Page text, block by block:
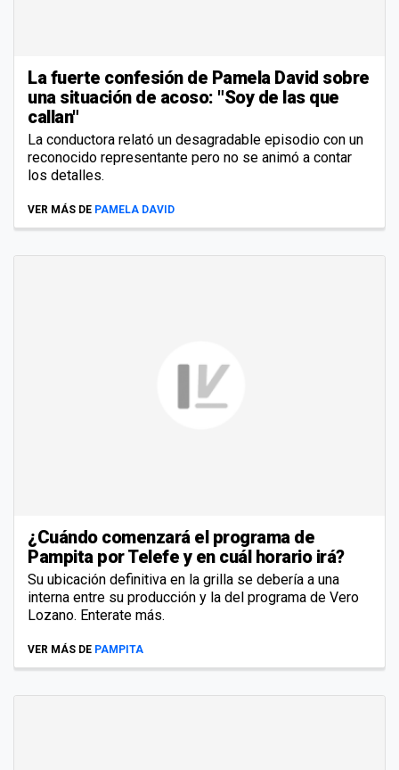
La fuerte confesión de Pamela David sobre
una situación de acoso: "Soy de las que
callan"
La conductora relató un desagradable episodio con un
reconocido representante pero no se animó a contar
los detalles.
VER MÁS DE PAMELA DAVID
¿Cuándo comenzará el programa de
Pampita por Telefe y en cuál horario irá?
Su ubicación definitiva en la grilla se debería a una
interna entre su producción y la del programa de Vero
Lozano. Enterate más.
VER MÁS DE PAMPITA